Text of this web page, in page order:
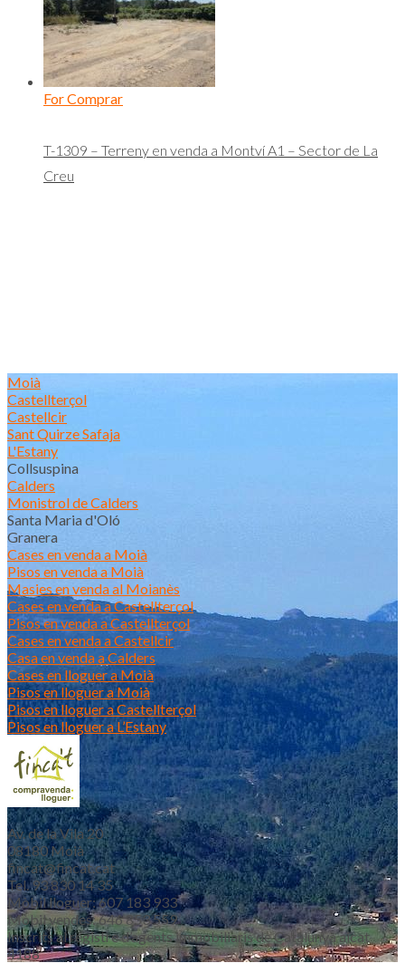
For Comprar
T-1309 – Terreny en venda a Montví A1 – Sector de La
Creu
Moià
Castellterçol
Castellcir
Sant Quirze Safaja
L'Estany
Collsuspina
Calders
Monistrol de Calders
Santa Maria d'Oló
Granera
Cases en venda a Moià
Pisos en venda a Moià
Masies en venda al Moianès
Cases en venda a Castellterçol
Pisos en venda a Castellterçol
Cases en venda a Castellcir
Casa en venda a Calders
Cases en lloguer a Moià
Pisos en lloguer a Moià
Pisos en lloguer a Castellterçol
Pisos en lloguer a L’Estany
Av. de la Vila 20
08180 Moià
fincat@fincat.cat
Tel. 93 830 14 35
Mòbil lloguer: 607 183 933
Mòbil vendes: 646 853 559
Inscrits al registre d’agents immobiliaris de Catalunya aicat
4188